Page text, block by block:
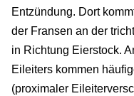
Entzündung. Dort
der Fransen an der
in Richtung Eierstock.
Eileiters kommen
(proximaler